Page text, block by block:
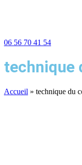
06 56 70 41 54
technique
Accueil » technique du